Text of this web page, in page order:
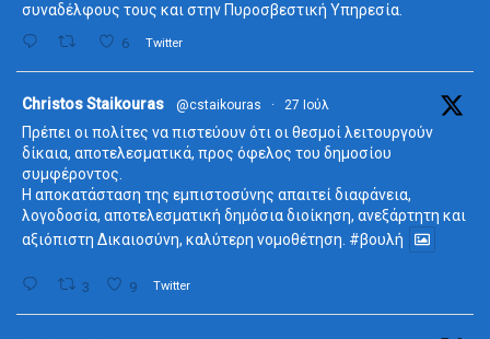
συναδέλφους τους και στην Πυροσβεστική Υπηρεσία.
6 Twitter
Christos Staikouras @cstaikouras · 27 Ιούλ
Πρέπει οι πολίτες να πιστεύουν ότι οι θεσμοί λειτουργούν
δίκαια, αποτελεσματικά, προς όφελος του δημοσίου
συμφέροντος.
Η αποκατάσταση της εμπιστοσύνης απαιτεί διαφάνεια,
λογοδοσία, αποτελεσματική δημόσια διοίκηση, ανεξάρτητη και
αξιόπιστη Δικαιοσύνη, καλύτερη νομοθέτηση. #βουλή
3 9 Twitter